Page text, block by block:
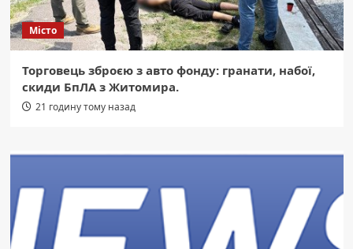
Місто
Торговець зброєю з авто фонду: гранати, набої,
скиди БпЛА з Житомира.
21 годину тому назад